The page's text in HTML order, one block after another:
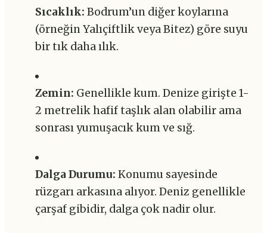
Sıcaklık: Bodrum’un diğer koylarına
(örneğin Yalıçiftlik veya Bitez) göre suyu
bir tık daha ılık.
Zemin: Genellikle kum. Denize girişte 1-
2 metrelik hafif taşlık alan olabilir ama
sonrası yumuşacık kum ve sığ.
Dalga Durumu: Konumu sayesinde
rüzgarı arkasına alıyor. Deniz genellikle
çarşaf gibidir, dalga çok nadir olur.